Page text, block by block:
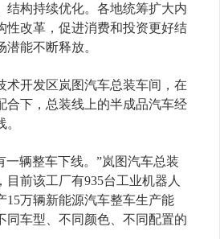
构持续优化。各地统筹扩大内
性改革，促进消费和投资更好结
能不断释放。
开发区岚图汽车总装车间，在
合下，总装线上的半成品汽车经
辆整车下线。”岚图汽车总装
目前该工厂有935台工业机器人
15万辆新能源汽车整车生产能
同车型、不同颜色、不同配置的